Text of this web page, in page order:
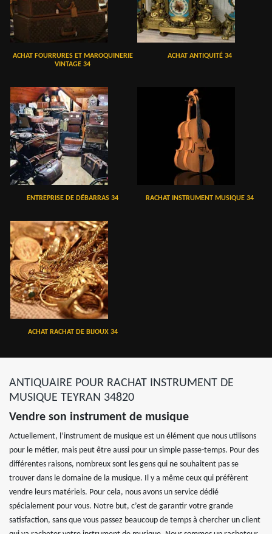
ACHAT FOURRURES ET MAROQUINERIE
VINTAGE 34
ACHAT ANTIQUITÉ 34
ENTREPRISE DE DÉBARRAS 34 RACHAT INSTRUMENT MUSIQUE 34
ACHAT RACHAT DE BIJOUX 34
ANTIQUAIRE POUR RACHAT INSTRUMENT DE
MUSIQUE TEYRAN 34820
Vendre son instrument de musique
Actuellement, l’instrument de musique est un élément que nous utilisons
pour le métier, mais peut être aussi pour un simple passe-temps. Pour des
différentes raisons, nombreux sont les gens qui ne souhaitent pas se
trouver dans le domaine de la musique. Il y a même ceux qui préfèrent
vendre leurs matériels. Pour cela, nous avons un service dédié
spécialement pour vous. Notre but, c’est de garantir votre grande
satisfaction, sans que vous passez beaucoup de temps à chercher un client